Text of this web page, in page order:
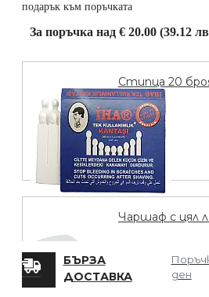
подарък към поръчката
За поръчка над € 20.00 (39.12
Стипца 20
Чаршаф с цял
БЪРЗА
ДОСТАВКА
ден